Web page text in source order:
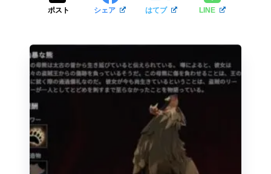
ポスト シェア はてブ LINE